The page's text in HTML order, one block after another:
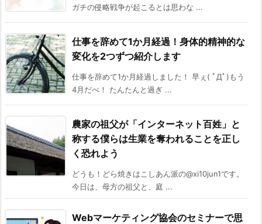
ガチの侵略戦争が起こるとは思わな ...
仕事を辞めて1か月経過！身体的精神的な
変化を2つずつ紹介します
仕事を辞めて1か月経過しました！ 早ぇ( ﾟДﾟ)もう
4月だべ！ たんたんと過ぎ ...
農家の祖父が「インターネット百姓」と
称する僕らは生業を奪われることを正し
く恐れよう
どうも！どら焼きはこしあん派の@xi10jun1です。
今日は、母方の祖父と、庭 ...
Webマーケティング協会のセミナーで思